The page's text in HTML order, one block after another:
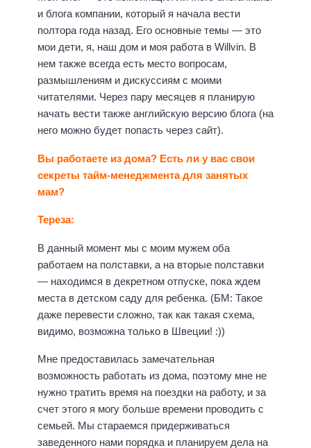
и блога компании, который я начала вести
полтора года назад. Его основные темы — это
мои дети, я, наш дом и моя работа в Willvin. В
нем также всегда есть место вопросам,
размышлениям и дискуссиям с моими
читателями. Через пару месяцев я планирую
начать вести также английскую версию блога (на
него можно будет попасть через сайт).
Вы работаете из дома? Есть ли у вас свои
секреты тайм-менеджмента для занятых
мам?
Тереза:
В данный момент мы с моим мужем оба
работаем на полставки, а на вторые полставки
— находимся в декретном отпуске, пока ждем
места в детском саду для ребенка. (БМ: Такое
даже перевести сложно, так как такая схема,
видимо, возможна только в Швеции! :))
Мне предоставилась замечательная
возможность работать из дома, поэтому мне не
нужно тратить время на поездки на работу, и за
счет этого я могу больше времени проводить с
семьей. Мы стараемся придерживаться
заведенного нами порядка и планируем дела на